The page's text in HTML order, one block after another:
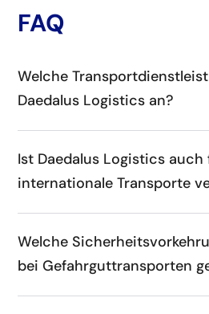
FAQ
Welche
Daedalus Logistics an?
Ist Daedalus Logistics auch
internationale Transporte
Welche
bei Gefahrguttransporten